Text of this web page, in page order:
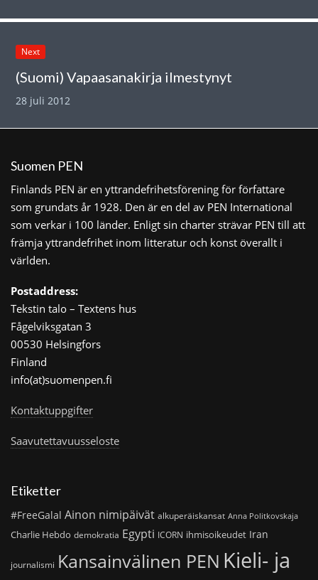
Next
(Suomi) Vapaasanakirja ilmestynyt
28 juli 2012
Suomen PEN
Finlands PEN är en yttrandefrihetsförening för författare
som grundats år 1928. Den är en del av PEN International
som verkar i 100 länder. Enligt sin charter strävar PEN till att
främja yttrandefrihet inom litteratur och konst överallt i
världen.
Postaddress:
Tekstin talo – Textens hus
Fågelviksgatan 3
00530 Helsingfors
Finland
info(at)suomenpen.fi
Kontaktuppgifter
Saavutettavuusseloste
Etiketter
#FreeGalal Ainon nimipäivät alkuperäiskansat Anna Politkovskaja
Charlie Hebdo demokratia Egypti ICORN ihmisoikeudet Iran
journalismi Kansainvälinen PEN Kieli- ja